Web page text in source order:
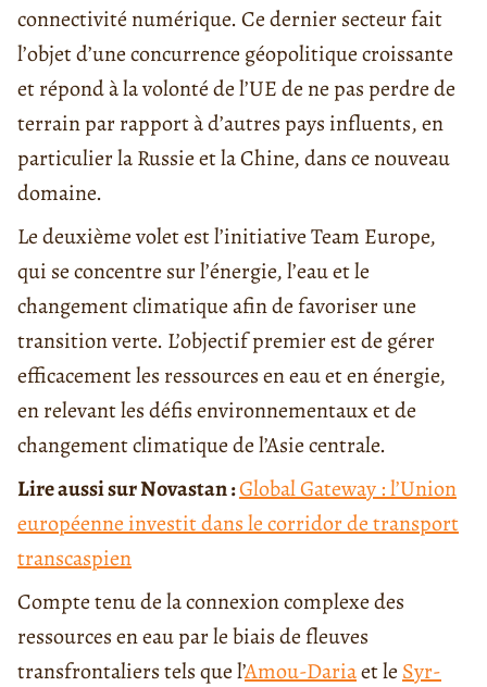
connectivité numérique. Ce dernier secteur fait
l’objet d’une concurrence géopolitique croissante
et répond à la volonté de l’UE de ne pas perdre de
terrain par rapport à d’autres pays influents, en
particulier la Russie et la Chine, dans ce nouveau
domaine.
Le deuxième volet est l’initiative Team Europe,
qui se concentre sur l’énergie, l’eau et le
changement climatique afin de favoriser une
transition verte. L’objectif premier est de gérer
efficacement les ressources en eau et en énergie,
en relevant les défis environnementaux et de
changement climatique de l’Asie centrale.
Lire aussi sur Novastan :Global Gateway : l’Union
européenne investit dans le corridor de transport
transcaspien
Compte tenu de la connexion complexe des
ressources en eau par le biais de fleuves
transfrontaliers tels que l’Amou-Dariaet le Syr-